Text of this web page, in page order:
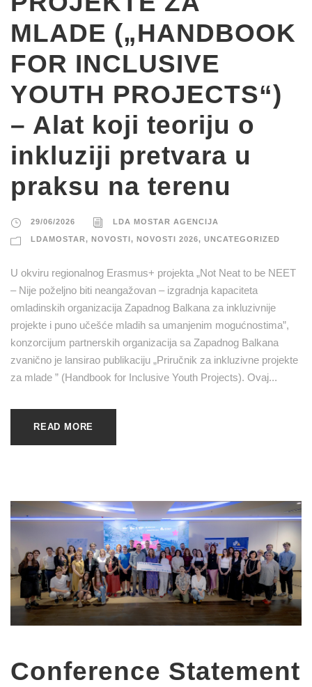
MLADE („HANDBOOK
FOR INCLUSIVE
YOUTH PROJECTS“)
– Alat koji teoriju o
inkluziji pretvara u
praksu na terenu
29/06/2026 LDA MOSTAR AGENCIJA
LDAMOSTAR, NOVOSTI , NOVOSTI 2026, UNCATEGORIZED
U okviru regionalnog Erasmus+ projekta „Not Neat to be NEET
– Nije poželjno biti neangažovan – izgradnja kapaciteta
omladinskih organizacija Zapadnog Balkana za inkluzivnije
projekte i puno učešće mladih sa umanjenim mogućnostima”,
konzorcijum partnerskih organizacija sa Zapadnog Balkana
zvanično je lansirao publikaciju „Priručnik za inkluzivne projekte
za mlade ” (Handbook for Inclusive Youth Projects). Ovaj...
READ MORE
Conference Statement